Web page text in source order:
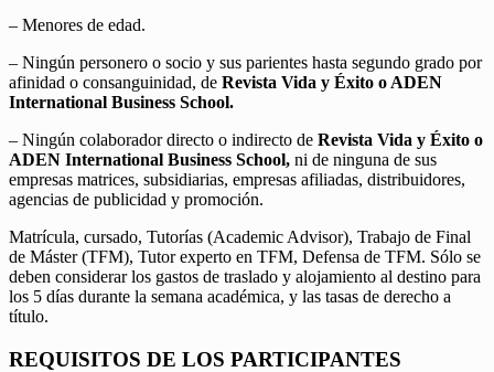
– Menores de edad.
– Ningún personero o socio y sus parientes hasta segundo grado por
afinidad o consanguinidad, de Revista Vida y Éxito o ADEN
International Business School.
– Ningún colaborador directo o indirecto de Revista Vida y Éxito o
ADEN International Business School, ni de ninguna de sus
empresas matrices, subsidiarias, empresas afiliadas, distribuidores,
agencias de publicidad y promoción.
Matrícula, cursado, Tutorías (Academic Advisor), Trabajo de Final
de Máster (TFM), Tutor experto en TFM, Defensa de TFM. Sólo se
deben considerar los gastos de traslado y alojamiento al destino para
los 5 días durante la semana académica, y las tasas de derecho a
título.
REQUISITOS DE LOS PARTICIPANTES